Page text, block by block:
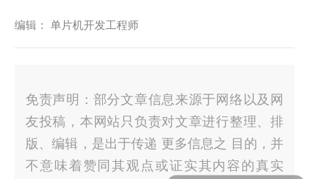
编辑： 单片机开发工程师
免责声明：部分文章信息来源于网络以及网
友投稿，本网站只负责对文章进行整理、排
版、编辑，是出于传递 更多信息之 目的，并
不意味着赞同其观点或证实其内容的真实可以介绍下你们的产品么？